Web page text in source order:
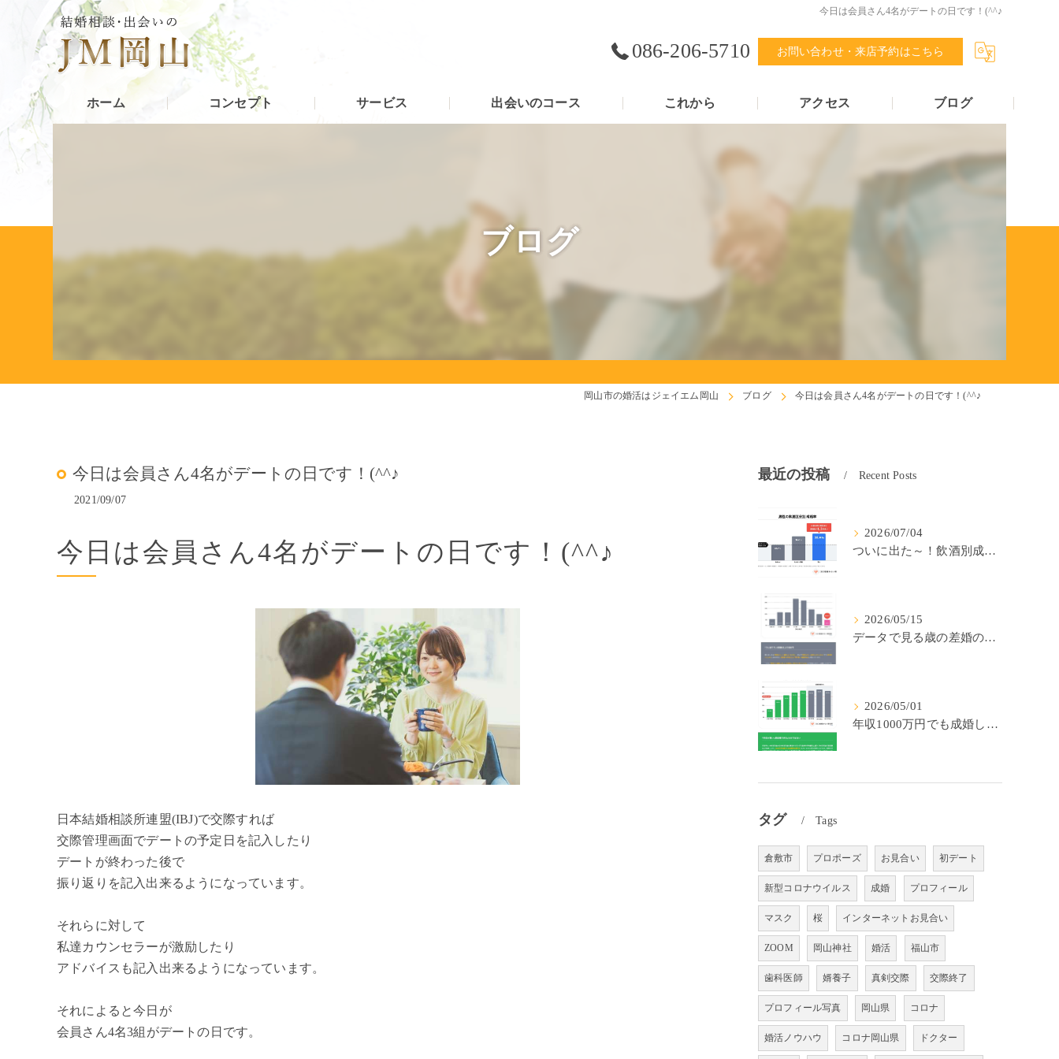
今日は会員さん4名がデートの日です！(^^♪
086-206-5710 お問い合わせ・来店予約はこちら
ホーム コンセプト サービス 出会いのコース これから アクセス ブログ
ブログ
岡山市の婚活はジェイエム岡山 ブログ 今日は会員さん4名がデートの日です！(^^♪
今日は会員さん4名がデートの日です！(^^♪
2021/09/07
今日は会員さん4名がデートの日です！(^^♪
日本結婚相談所連盟(IBJ)で交際すれば
交際管理画面でデートの予定日を記入したり
デートが終わった後で
振り返りを記入出来るようになっています。
それらに対して
私達カウンセラーが激励したり
アドバイスも記入出来るようになっています。
それによると今日が
会員さん4名3組がデートの日です。
最近の投稿 Recent Posts
2026/07/04
ついに出た～！飲酒別成婚率(IBJ)！
2026/05/15
データで見る歳の差婚の確率の低さ。
2026/05/01
年収1000万円でも成婚しやすいとは限らない? 「年収帯別の成婚率」のリアル
タグ Tags
倉敷市 プロポーズ お見合い 初デート
新型コロナウイルス 成婚 プロフィール
マスク 桜 インターネットお見合い
ZOOM 岡山神社 婚活 福山市
歯科医師 婿養子 真剣交際 交際終了
プロフィール写真 岡山県 コロナ
婚活ノウハウ コロナ岡山県 ドクター